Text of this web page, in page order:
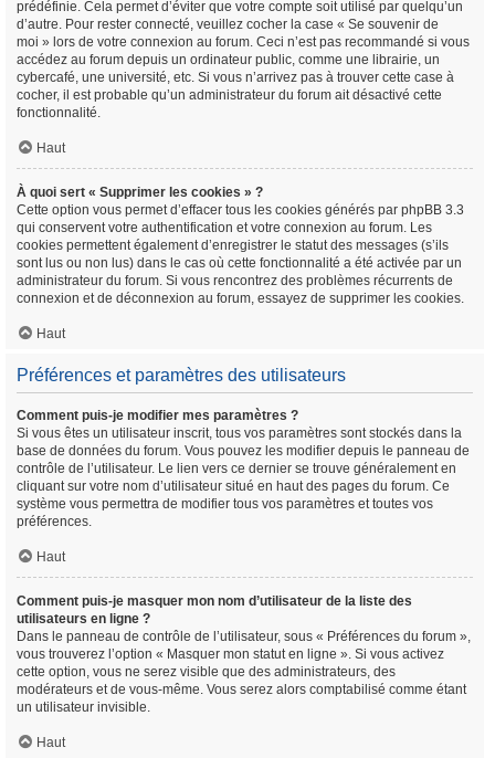
prédéfinie. Cela permet d’éviter que votre compte soit utilisé par quelqu’un
d’autre. Pour rester connecté, veuillez cocher la case « Se souvenir de
moi » lors de votre connexion au forum. Ceci n’est pas recommandé si vous
accédez au forum depuis un ordinateur public, comme une librairie, un
cybercafé, une université, etc. Si vous n’arrivez pas à trouver cette case à
cocher, il est probable qu’un administrateur du forum ait désactivé cette
fonctionnalité.
Haut
À quoi sert « Supprimer les cookies » ?
Cette option vous permet d’effacer tous les cookies générés par phpBB 3.3
qui conservent votre authentification et votre connexion au forum. Les
cookies permettent également d’enregistrer le statut des messages (s’ils
sont lus ou non lus) dans le cas où cette fonctionnalité a été activée par un
administrateur du forum. Si vous rencontrez des problèmes récurrents de
connexion et de déconnexion au forum, essayez de supprimer les cookies.
Haut
Préférences et paramètres des utilisateurs
Comment puis-je modifier mes paramètres ?
Si vous êtes un utilisateur inscrit, tous vos paramètres sont stockés dans la
base de données du forum. Vous pouvez les modifier depuis le panneau de
contrôle de l’utilisateur. Le lien vers ce dernier se trouve généralement en
cliquant sur votre nom d’utilisateur situé en haut des pages du forum. Ce
système vous permettra de modifier tous vos paramètres et toutes vos
préférences.
Haut
Comment puis-je masquer mon nom d’utilisateur de la liste des
utilisateurs en ligne ?
Dans le panneau de contrôle de l’utilisateur, sous « Préférences du forum »,
vous trouverez l’option « Masquer mon statut en ligne ». Si vous activez
cette option, vous ne serez visible que des administrateurs, des
modérateurs et de vous-même. Vous serez alors comptabilisé comme étant
un utilisateur invisible.
Haut